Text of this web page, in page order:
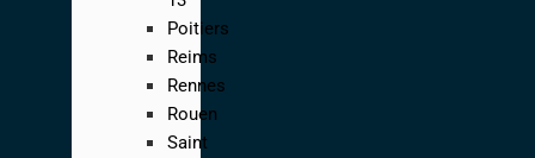
Poitiers
Reims
Rennes
Rouen
Saint